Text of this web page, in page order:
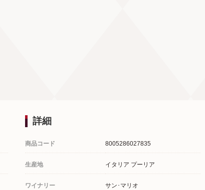
詳細
商品コード 8005286027835
生産地 イタリア プーリア
ワイナリー サン･マリオ